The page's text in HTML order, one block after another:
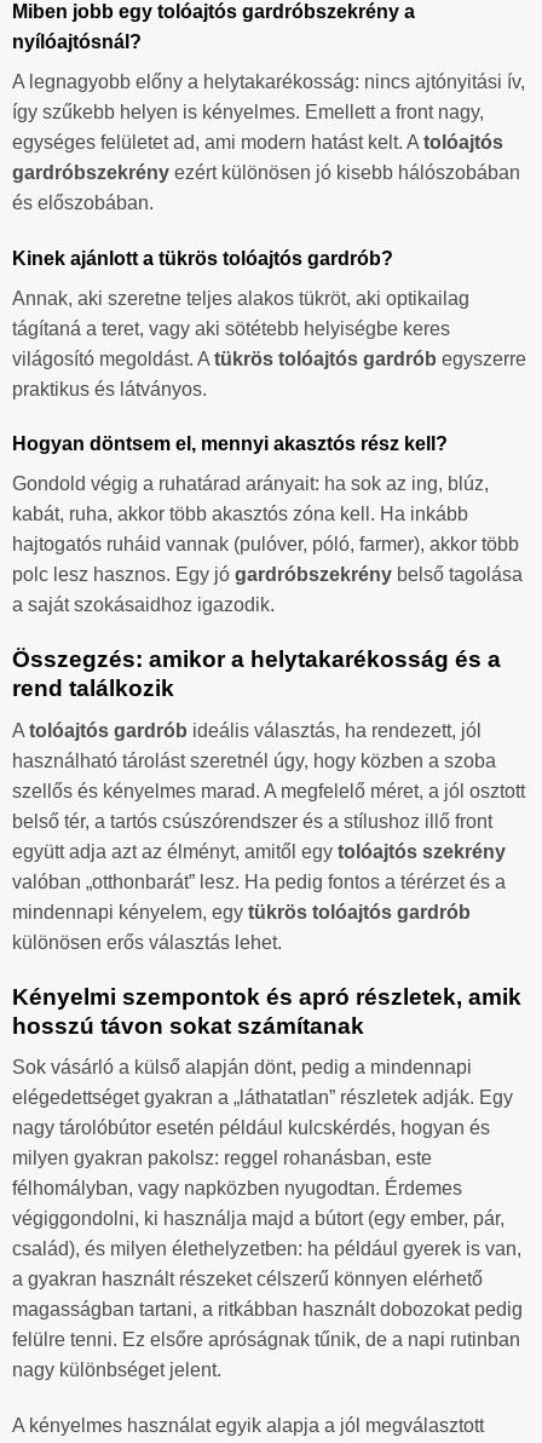
Miben jobb egy tolóajtós gardróbszekrény a
nyílóajtósnál?
A legnagyobb előny a helytakarékosság: nincs ajtónyitási ív,
így szűkebb helyen is kényelmes. Emellett a front nagy,
egységes felületet ad, ami modern hatást kelt. A tolóajtós
gardróbszekrény ezért különösen jó kisebb hálószobában
és előszobában.
Kinek ajánlott a tükrös tolóajtós gardrób?
Annak, aki szeretne teljes alakos tükröt, aki optikailag
tágítaná a teret, vagy aki sötétebb helyiségbe keres
világosító megoldást. A tükrös tolóajtós gardrób egyszerre
praktikus és látványos.
Hogyan döntsem el, mennyi akasztós rész kell?
Gondold végig a ruhatárad arányait: ha sok az ing, blúz,
kabát, ruha, akkor több akasztós zóna kell. Ha inkább
hajtogatós ruháid vannak (pulóver, póló, farmer), akkor több
polc lesz hasznos. Egy jó gardróbszekrény belső tagolása
a saját szokásaidhoz igazodik.
Összegzés: amikor a helytakarékosság és a
rend találkozik
A tolóajtós gardrób ideális választás, ha rendezett, jól
használható tárolást szeretnél úgy, hogy közben a szoba
szellős és kényelmes marad. A megfelelő méret, a jól osztott
belső tér, a tartós csúszórendszer és a stílushoz illő front
együtt adja azt az élményt, amitől egy tolóajtós szekrény
valóban „otthonbarát” lesz. Ha pedig fontos a térérzet és a
mindennapi kényelem, egy tükrös tolóajtós gardrób
különösen erős választás lehet.
Kényelmi szempontok és apró részletek, amik
hosszú távon sokat számítanak
Sok vásárló a külső alapján dönt, pedig a mindennapi
elégedettséget gyakran a „láthatatlan” részletek adják. Egy
nagy tárolóbútor esetén például kulcskérdés, hogyan és
milyen gyakran pakolsz: reggel rohanásban, este
félhomályban, vagy napközben nyugodtan. Érdemes
végiggondolni, ki használja majd a bútort (egy ember, pár,
család), és milyen élethelyzetben: ha például gyerek is van,
a gyakran használt részeket célszerű könnyen elérhető
magasságban tartani, a ritkábban használt dobozokat pedig
felülre tenni. Ez elsőre apróságnak tűnik, de a napi rutinban
nagy különbséget jelent.
A kényelmes használat egyik alapja a jól megválasztott